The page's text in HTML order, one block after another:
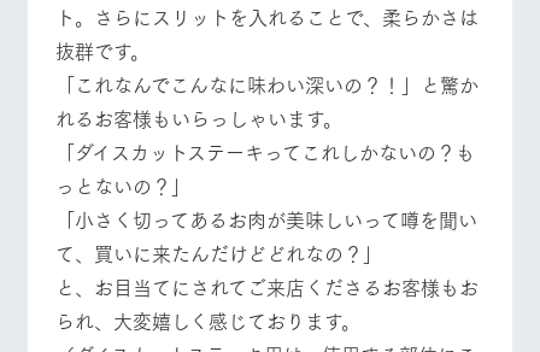
ト。さらにスリットを入れることで、柔らかさは
抜群です。
「これなんでこんなに味わい深いの？！」と驚か
れるお客様もいらっしゃいます。
「ダイスカットステーキってこれしかないの？も
っとないの？」
「小さく切ってあるお肉が美味しいって噂を聞い
て、買いに来たんだけどどれなの？」
と、お目当てにされてご来店くださるお客様もお
られ、大変嬉しく感じております。